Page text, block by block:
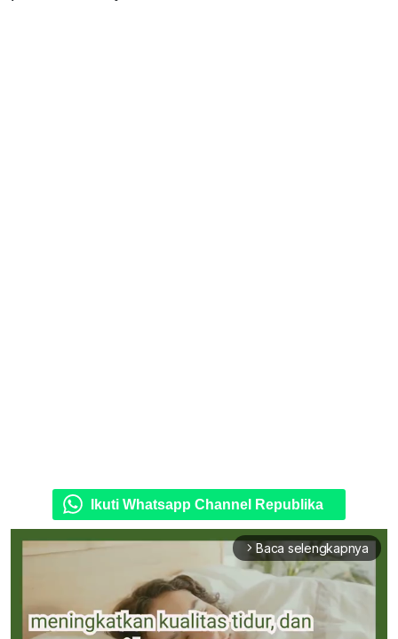
Ikuti Whatsapp Channel Republika
arrow_forward_ios Baca selengkapnya